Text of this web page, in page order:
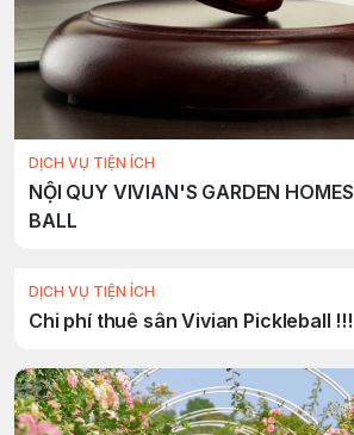
DỊCH VỤ TIỆN ÍCH
NỘI QUY VIVIAN'S GARDEN
BALL
DỊCH VỤ TIỆN ÍCH
Chi phí thuê sân Vivian Pickleball !!!